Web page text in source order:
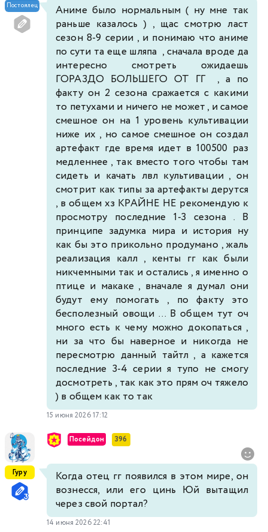
Постоялец
Аниме было нормальным ( ну мне так
раньше казалось ) , щас смотрю ласт
сезон 8-9 серии , и понимаю что аниме
по сути та еще шляпа , сначала вроде да
интересно смотреть ожидаешь
ГОРАЗДО БОЛЬШЕГО ОТ ГГ , а по
факту он 2 сезона сражается с какими
то петухами и ничего не может , и самое
смешное он на 1 уровень культивации
ниже их , но самое смешное он создал
артефакт где время идет в 100500 раз
медленнее , так вместо того чтобы там
сидеть и качать лвл культивации , он
смотрит как типы за артефакты дерутся
, в общем хз КРАЙНЕ НЕ рекомендую к
просмотру последние 1-3 сезона . В
принципе задумка мира и история ну
как бы это прикольно продумано , жаль
реализация калл , кенты гг как были
никчемными так и остались , я именно о
птице и макаке , вначале я думал они
будут ему помогать , по факту это
бесполезный овощи ... В общем тут оч
много есть к чему можно докопаться ,
ни за что бы наверное и никогда не
пересмотрю данный тайтл , а кажется
последние 3-4 серии я тупо не смогу
досмотреть , так как это прям оч тяжело
) в общем как то так
15 июня 2026 17:12
Гуру
Посейдон 396
Когда отец гг появился в этом мире, он
вознесся, или его цинь Юй вытащил
через свой портал?
14 июня 2026 22:41